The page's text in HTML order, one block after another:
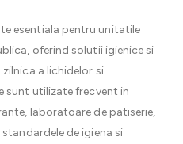
esentiala pentru unitatile
oferind solutii igienice si
a lichidelor si
sunt utilizate frecvent in
laboratoare de patiserie,
de igiena si